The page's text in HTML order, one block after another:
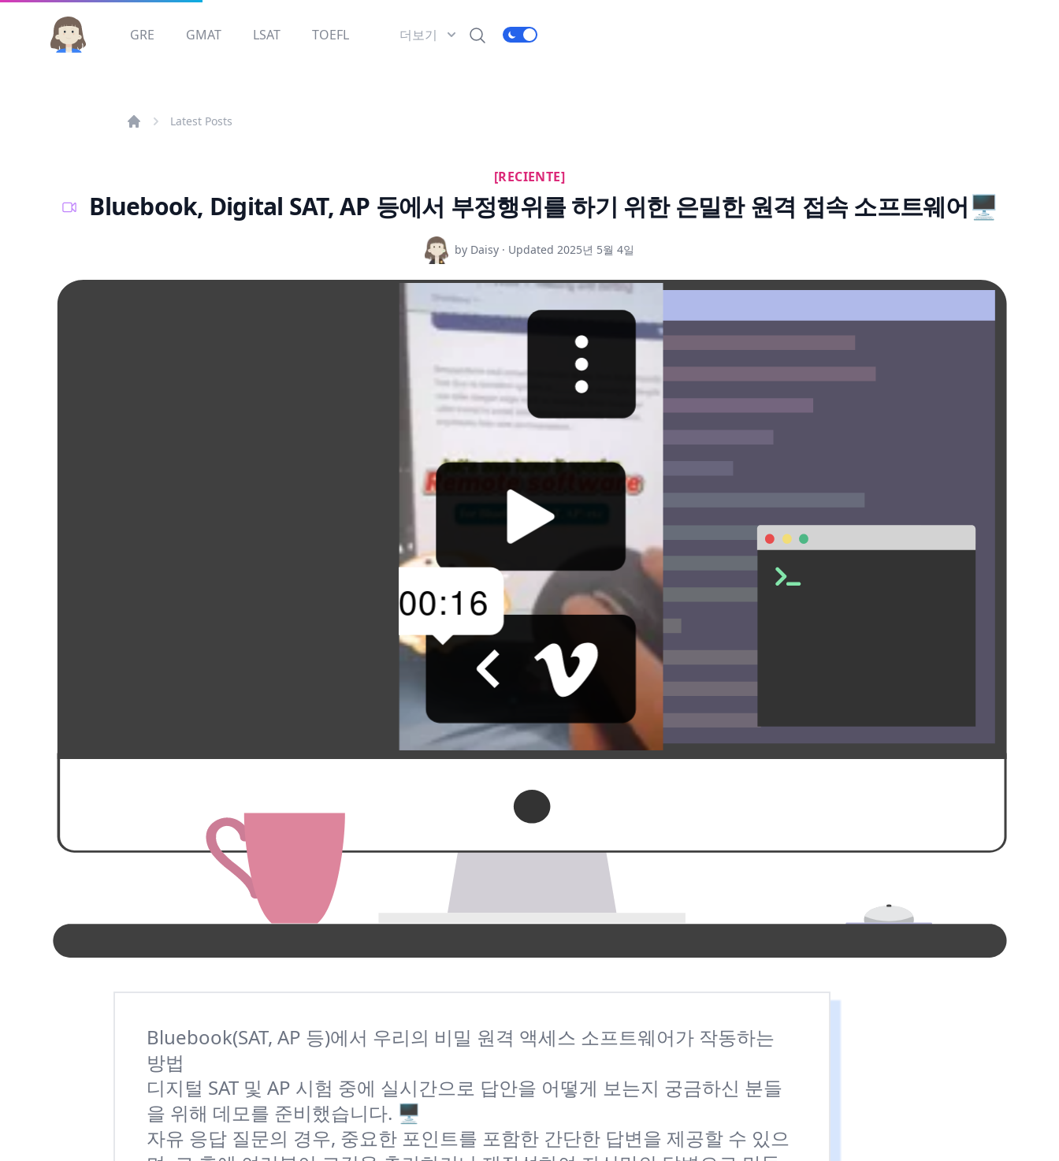
GRE GMAT LSAT TOEFL 더보기
Latest Posts
[RECIENTE]
Bluebook, Digital SAT, AP 등에서 부정행위를 하기 위한 은밀한 원격 접속 소프트웨어🖥️
by Daisy · Updated 2025년 5월 4일
Bluebook(SAT, AP 등)에서 우리의 비밀 원격 액세스 소프트웨어가 작동하는
방법
디지털 SAT 및 AP 시험 중에 실시간으로 답안을 어떻게 보는지 궁금하신 분들
을 위해 데모를 준비했습니다. 🖥️
자유 응답 질문의 경우, 중요한 포인트를 포함한 간단한 답변을 제공할 수 있으